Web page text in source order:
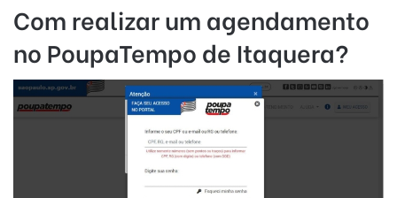
Com realizar um agendamento
no PoupaTempo de Itaquera?